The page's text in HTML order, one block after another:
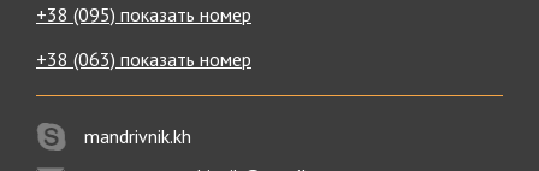
+38 (095) показать номер
+38 (063) показать номер
mandrivnik.kh